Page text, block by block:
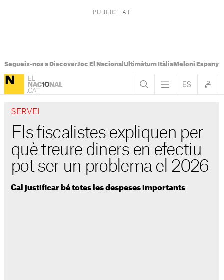
Segueix-nos a DiscoverJoc El Nacional Ultimàtum ItàliaMeloni Espanya
SERVEI
Els fiscalistes expliquen per
què treure diners en efectiu
pot ser un problema el 2026
Cal justificar bé totes les despeses importants